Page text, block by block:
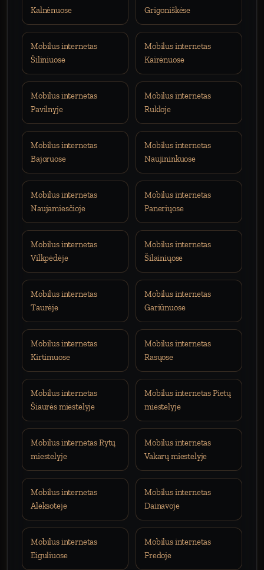
Kalnėnuose
Grigoniškėse
Mobilus internetas
Šiliniuose
Mobilus internetas
Kairėnuose
Mobilus internetas
Pavilnyje
Mobilus internetas
Rukloje
Mobilus internetas
Bajoruose
Mobilus internetas
Naujininkuose
Mobilus internetas
Naujamiesčioje
Mobilus internetas
Paneriųose
Mobilus internetas
Vilkpėdėje
Mobilus internetas
Šilainiųose
Mobilus internetas
Taurėje
Mobilus internetas
Gariūnuose
Mobilus internetas
Kirtimuose
Mobilus internetas
Rasųose
Mobilus internetas
Šiaurės miestelyje
Mobilus internetas Pietų
miestelyje
Mobilus internetas Rytų
miestelyje
Mobilus internetas
Vakarų miestelyje
Mobilus internetas
Aleksoteje
Mobilus internetas
Dainavoje
Mobilus internetas
Eiguliuose
Mobilus internetas
Fredoje